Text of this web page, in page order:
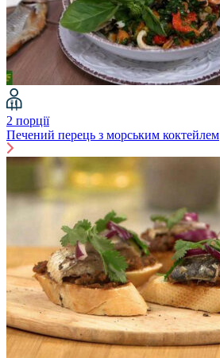
2 порції
Печений перець з морським коктейлем